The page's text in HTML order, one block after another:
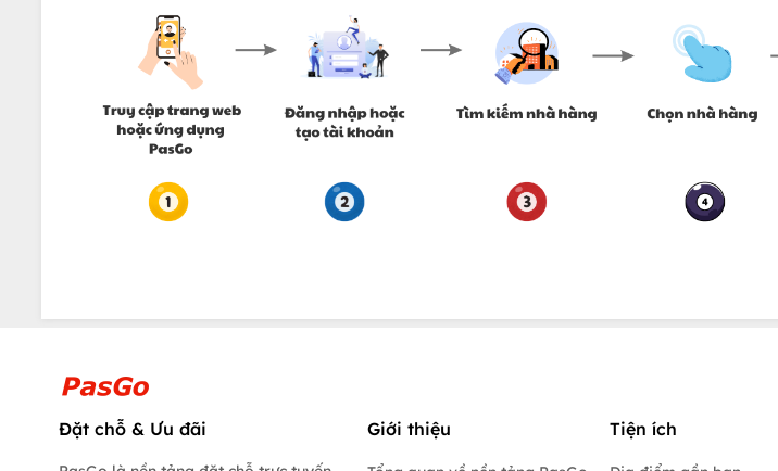
Đặt chỗ & Ưu đãi Giới thiệu Tiện ích